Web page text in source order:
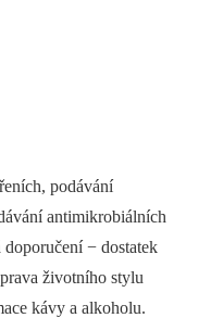
podávání
antimikrobiálních
−⁠ dostatek
životního stylu
kávy a alkoholu.